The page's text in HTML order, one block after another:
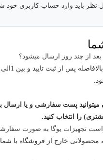
نظر باید وارد حساب کاربری خود
از چند روز ارسال میشود؟
پست سفارشی و یا ارسال
را انتخاب کنید.
تجهیزات یوگا به صورت